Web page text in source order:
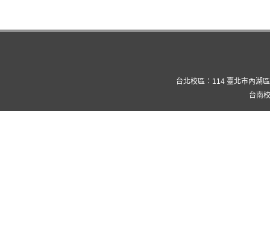
台北校區：114 臺北市內湖
台南